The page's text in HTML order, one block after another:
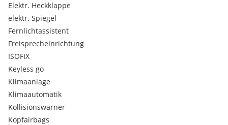
Elektr. Heckklappe
elektr. Spiegel
Fernlichtassistent
Freisprecheinrichtung
ISOFIX
Keyless go
Klimaanlage
Klimaautomatik
Kollisionswarner
Kopfairbags